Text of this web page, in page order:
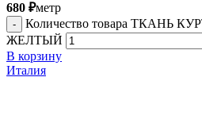
680 ₽метр
Количество товара ТКАНЬ
ЖЕЛТЫЙ
В корзину
Италия